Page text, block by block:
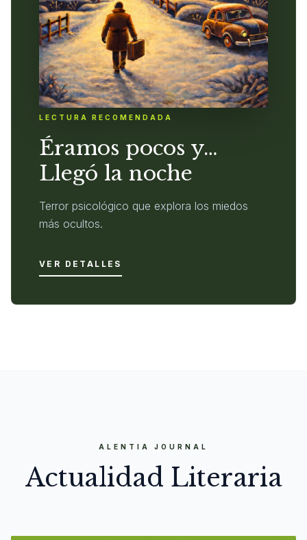
LECTURA RECOMENDADA
Éramos pocos y…
Llegó la noche
Terror psicológico que explora los miedos
más ocultos.
VER DETALLES
ALENTIA JOURNAL
Actualidad Literaria